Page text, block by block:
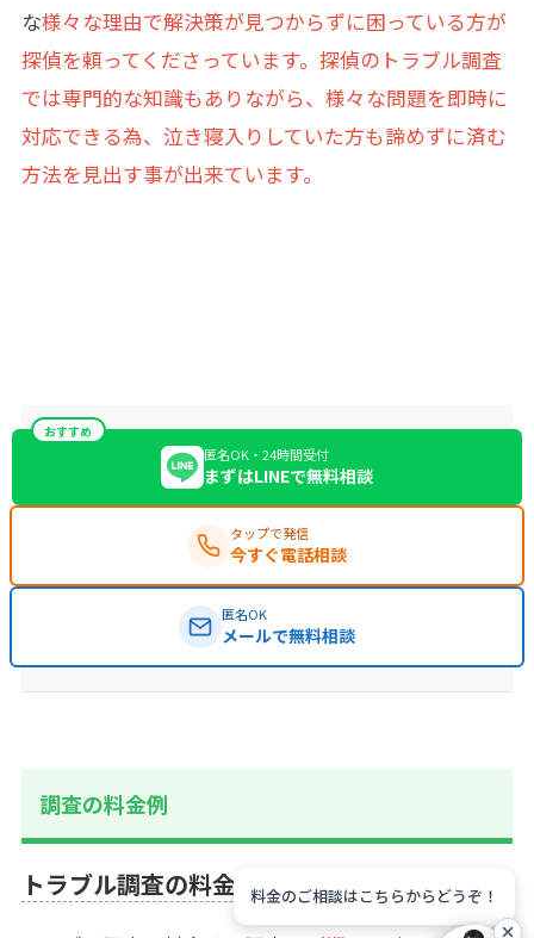
な様々な理由で解決策が見つからずに困っている方が
探偵を頼ってくださっています。探偵のトラブル調査
では専門的な知識もありながら、様々な問題を即時に
対応できる為、泣き寝入りしていた方も諦めずに済む
方法を見出す事が出来ています。
おすすめ
匿名OK・24時間受付
まずはLINEで無料相談
タップで発信
今すぐ電話相談
匿名OK
メールで無料相談
調査の料金例
トラブル調査の料金事例料金のご相談はこちらからどうぞ！